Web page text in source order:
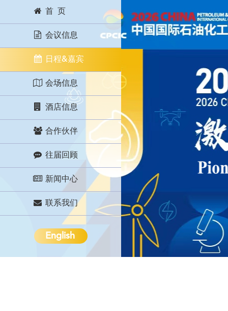
首 页
会议信息
日程&嘉宾
会场信息
酒店信息
合作伙伴
往届回顾
新闻中心
联系我们
English